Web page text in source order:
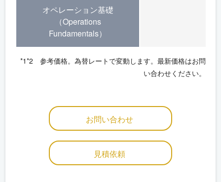
オペレーション基礎
（Operations
Fundamentals）
*1*2 参考価格。為替レートで変動します。最新価格はお問
い合わせください。
お問い合わせ
見積依頼